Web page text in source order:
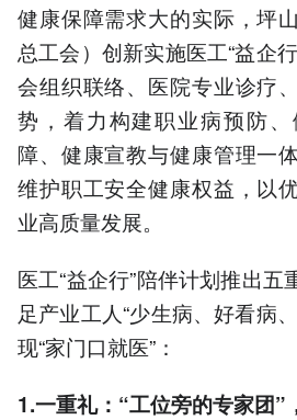
健康保障需求大的实际，坪
总工会）创新实施医工“益企
会组织联络、医院专业诊疗
势，着力构建职业病预防
障、健康宣教与健康管理一
维护职工安全健康权益，以
业高质量发展。
医工“益企行”陪伴计划推出
足产业工人“少生病、好看病
现“家门口就医”：
1.一重礼：“工位旁的专家团”